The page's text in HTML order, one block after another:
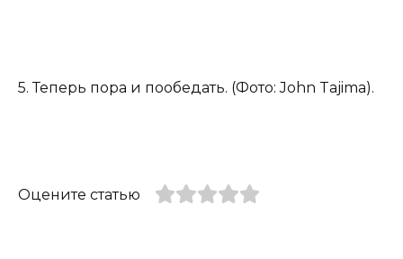
5. Теперь пора и пообедать. (Фото: John Tajima).
Оцените статью